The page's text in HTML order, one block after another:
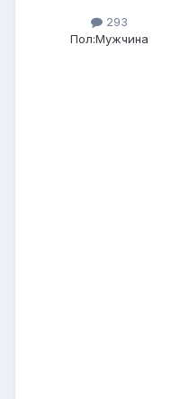
293
Пол:Мужчина